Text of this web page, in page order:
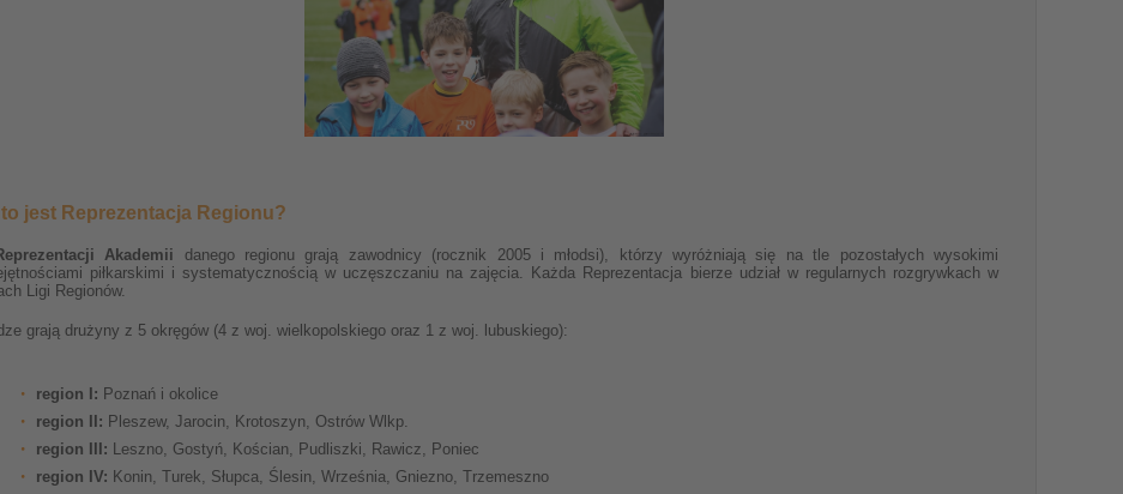
jest Reprezentacja Regionu?
Akademii danego regionu grają zawodnicy (rocznik 2005 i młodsi), którzy wyróżniają się na tle pozostałych wysokimi
piłkarskimi i systematycznością w uczęszczaniu na zajęcia. Każda Reprezentacja bierze udział w regularnych rozgrywkach w
Ligi Regionów.
grają drużyny z 5 okręgów (4 z woj. wielkopolskiego oraz 1 z woj. lubuskiego):
region I: Poznań i okolice
region II: Pleszew, Jarocin, Krotoszyn, Ostrów Wlkp.
region III: Leszno, Gostyń, Kościan, Pudliszki, Rawicz, Poniec
region IV: Konin, Turek, Słupca, Ślesin, Września, Gniezno, Trzemeszno